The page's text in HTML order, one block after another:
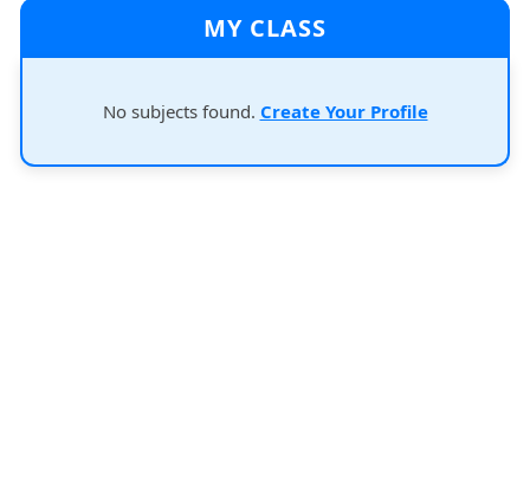
MY CLASS
No subjects found. Create Your Profile